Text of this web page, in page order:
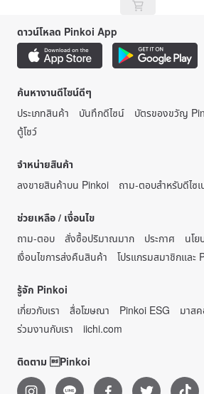
ดาวน์โหลด Pinkoi App
ค้นหางานดีไซน์ดีๆ
ประเภทสินค้า
บันทึกดีไซน์ บัตรของขวัญ
ตู้โชว์
จำหน่ายสินค้า
ลงขายสินค้าบน Pinkoi
ถาม-ตอบสำหรับดีไซ
ช่วยเหลือ / เงื่อนไข
ถาม-ตอบ
สั่งซื้อปริมาณมาก ประกาศ
นโย
เงื่อนไขการส่งคืนสินค้า
โปรแกรมสมาชิกและ
รู้จัก Pinkoi
เกี่ยวกับเรา
สื่อโฆษณา Pinkoi ESG
มาส
ร่วมงานกับเรา
iichi.com
ติดตาม Pinkoi